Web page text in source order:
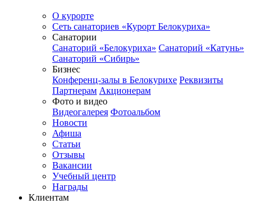
О курорте
Сеть санаториев «Курорт Белокуриха»
Санатории
Санаторий «Белокуриха» Санаторий «Катунь»
Санаторий «Сибирь»
Бизнес
Конференц-залы в Белокурихе Реквизиты
Партнерам Акционерам
Фото и видео
Видеогалерея Фотоальбом
Новости
Афиша
Статьи
Отзывы
Вакансии
Учебный центр
Награды
Клиентам